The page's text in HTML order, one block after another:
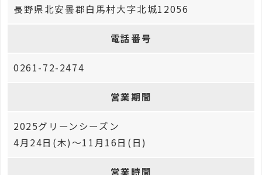
長野県北安曇郡白馬村大字北城12056
電話番号
0261-72-2474
営業期間
2025グリーンシーズン
4月24日(木)～11月16日(日)
営業時間